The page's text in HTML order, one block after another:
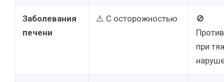
Заболевания
печени
⚠️ С осторожностью
🚫
при